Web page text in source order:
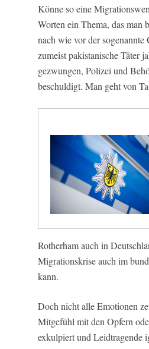
Könne so eine
Worten ein Thema, das man
nach wie vor der
zumeist pakistanische Täter
gezwungen, Polizei und
beschuldigt. Man geht von
Rotherham auch in
Migrationskrise auch im
kann.
Doch nicht alle Emotionen
Mitgefühl mit den Opfern
exkulpiert und Leidtragende